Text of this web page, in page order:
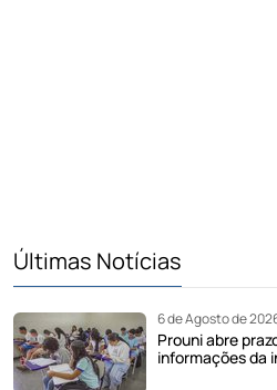
Últimas Notícias
6 de Agosto de
Prouni abre
informações da